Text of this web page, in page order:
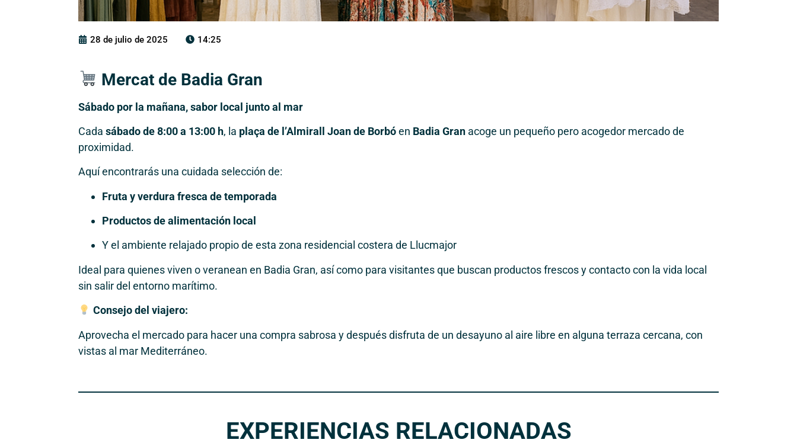
28 de julio de 2025 14:25
Mercat de Badia Gran
Sábado por la mañana, sabor local junto al mar
Cada sábado de 8:00 a 13:00 h, la plaça de l’Almirall Joan de Borbóen Badia Gran acoge un pequeño pero acogedor mercado de
proximidad.
Aquí encontrarás una cuidada selección de:
Fruta y verdura fresca de temporada
Productos de alimentación local
Y el ambiente relajado propio de esta zona residencial costera de Llucmajor
Ideal para quienes viven o veranean en Badia Gran, así como para visitantes que buscan productos frescos y contacto con la vida local
sin salir del entorno marítimo.
Consejo del viajero:
Aprovecha el mercado para hacer una compra sabrosa y después disfruta de un desayuno al aire libre en alguna terraza cercana, con
vistas al mar Mediterráneo.
EXPERIENCIAS RELACIONADAS